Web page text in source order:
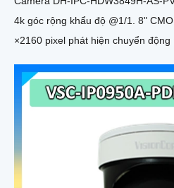
4k góc rộng khẩu độ @1/1. 8"
×2160 pixel phát hiện chuyển